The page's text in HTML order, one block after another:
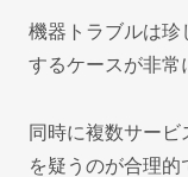
機器トラブルは珍
するケースが非常
同時に複数サー
を疑うのが合理的